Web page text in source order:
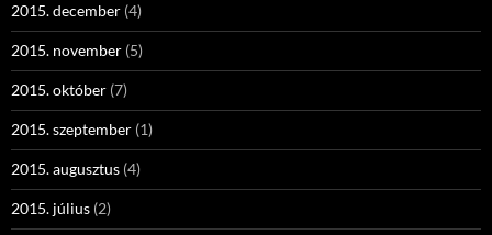
2015. december (4)
2015. november (5)
2015. október (7)
2015. szeptember (1)
2015. augusztus (4)
2015. július (2)